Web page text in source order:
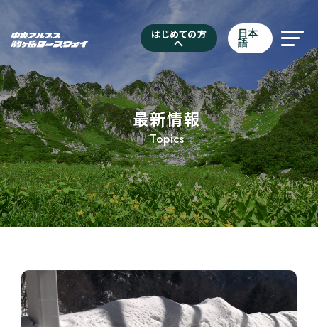
はじめての方
へ
日本
語
最新情報
Topics